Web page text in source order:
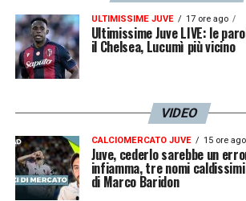
ULTIMISSIME JUVE 17 ore ago
Ultimissime Juve LIVE: le
il Chelsea, Lucumì più vicino
VIDEO
CALCIOMERCATO JUVE 15 ore ago
Juve, cederlo sarebbe un
infiamma, tre nomi caldissimi
di Marco Baridon